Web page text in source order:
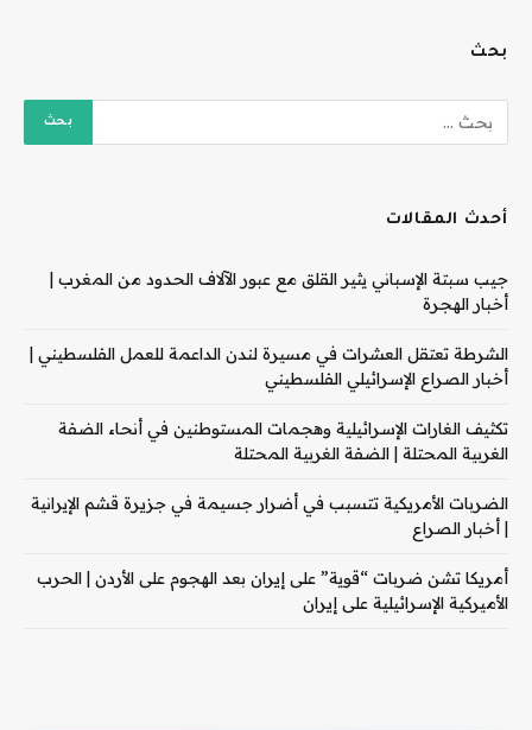
بحث
أحدث المقالات
جيب سبتة الإسباني يثير القلق مع عبور الآلاف الحدود من المغرب |
أخبار الهجرة
الشرطة تعتقل العشرات في مسيرة لندن الداعمة للعمل الفلسطيني |
أخبار الصراع الإسرائيلي الفلسطيني
تكثيف الغارات الإسرائيلية وهجمات المستوطنين في أنحاء الضفة
الغربية المحتلة | الضفة الغربية المحتلة
الضربات الأمريكية تتسبب في أضرار جسيمة في جزيرة قشم الإيرانية
| أخبار الصراع
أمريكا تشن ضربات “قوية” على إيران بعد الهجوم على الأردن | الحرب
الأميركية الإسرائيلية على إيران